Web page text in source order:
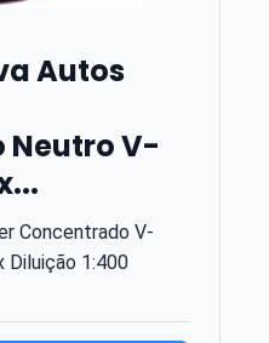
Autos
Neutro V-
Concentrado V-
Diluição 1:400